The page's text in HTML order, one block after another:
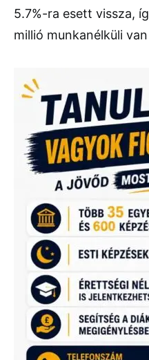
5.7%-ra esett vissza,
millió munkanélküli